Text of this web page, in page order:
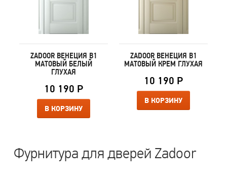
ZADOOR ВЕНЕЦИЯ В1
МАТОВЫЙ БЕЛЫЙ
ГЛУХАЯ
10 190 Р
В КОРЗИНУ
ZADOOR ВЕНЕЦИЯ В1
МАТОВЫЙ КРЕМ ГЛУХАЯ
10 190 Р
В КОРЗИНУ
Фурнитура для дверей Zadoor